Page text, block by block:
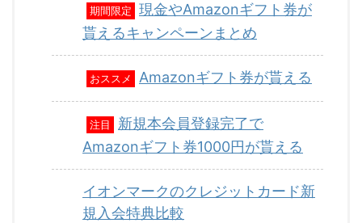
期間限定
現金やAmazonギフト券が
貰えるキャンペーンまとめ
おススメ Amazonギフト券が貰える
注目
新規本会員登録完了で
Amazonギフト券1000円が貰える
イオンマークのクレジットカード新
規入会特典比較